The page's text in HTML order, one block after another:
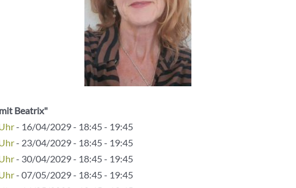
Beatrix"
- 16/04/2029 - 18:45 - 19:45
- 23/04/2029 - 18:45 - 19:45
- 30/04/2029 - 18:45 - 19:45
- 07/05/2029 - 18:45 - 19:45